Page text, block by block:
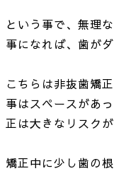
という事で、無理
事になれば、歯が
こちらは非抜歯矯
事はスペースがあ
正は大きなリスク
矯正中に少し歯の